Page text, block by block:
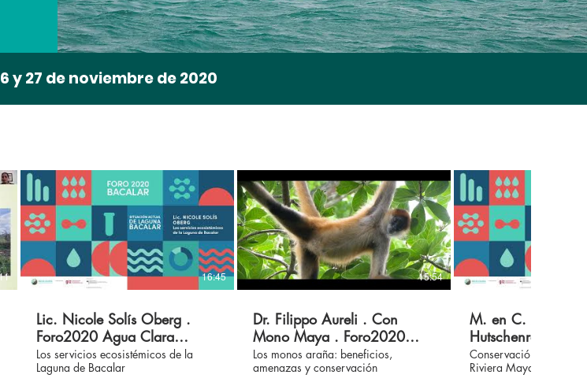
y 27 de noviembre de 2020
16:45
Lic. Nicole Solís Oberg .
Foro2020 Agua Clara
Bacalar
Los servicios ecosistémicos de la
Laguna de Bacalar
15:54
Dr. Filippo Aureli . Con
Mono Maya . Foro2020
Agua Clara Bacalar
Los monos araña: beneficios,
amenazas y conservación
M. en C. Anja
Hutschenreiter .
Maya . Foro2020
Clara Bacalar
Conservación de
Riviera Maya y